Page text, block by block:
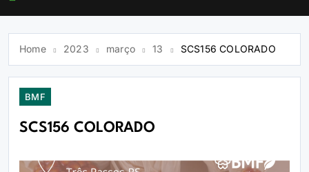
Home 2023 março 13 SCS156 COLORADO
BMF
SCS156 COLORADO